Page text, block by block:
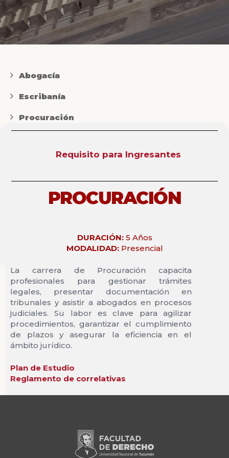
Abogacía
Escribanía
Procuración
Requisito para Ingresantes
PROCURACIÓN
DURACIÓN:5 Años
MODALIDAD:Presencial
La carrera de Procuración capacita
profesionales para gestionar trámites
legales, presentar documentación en
tribunales y asistir a abogados en procesos
judiciales. Su labor es clave para agilizar
procedimientos, garantizar el cumplimiento
de plazos y asegurar la eficiencia en el
ámbito jurídico.
Plan de Estudio
Reglamento de correlativas